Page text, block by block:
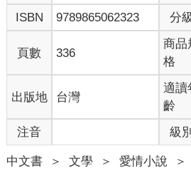
「噢，妳的意思就是，」桑延語氣悠
意抹黑妳。」
溫以凡立刻道：「我不是這個意思。」
「我也不是要指責妳。」桑延碎髮散落
現在是被占便宜的那一方，妳總不能這
溫以凡完全沒有記憶，此時有種極強烈
得這句話實在不合理，忍不住說：「既
跟我說過？」
「怎麼沒有？」桑延說，「但妳不是都
「……」
「我也不是這麼小心眼的人。」
ISBN
9789865062323 分
頁數 336
商品
格
出版地 台灣
適讀
齡
注音 級別
中文書 ＞ 文學 ＞ 愛情小說 ＞